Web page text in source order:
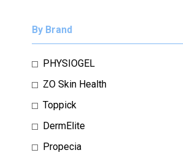
By Brand
PHYSIOGEL
ZO Skin Health
Toppick
DermElite
Propecia